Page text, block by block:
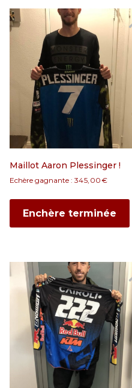
Maillot Aaron Plessinger !
Echère gagnante : 345,00€
Enchère terminée